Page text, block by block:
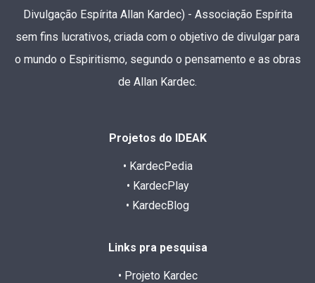
Divulgação Espírita Allan Kardec) - Associação Espírita
sem fins lucrativos, criada com o objetivo de divulgar para
o mundo o Espiritismo, segundo o pensamento e as obras
de Allan Kardec.
Projetos do IDEAK
• KardecPedia
• KardecPlay
• KardecBlog
Links pra pesquisa
• Projeto Kardec